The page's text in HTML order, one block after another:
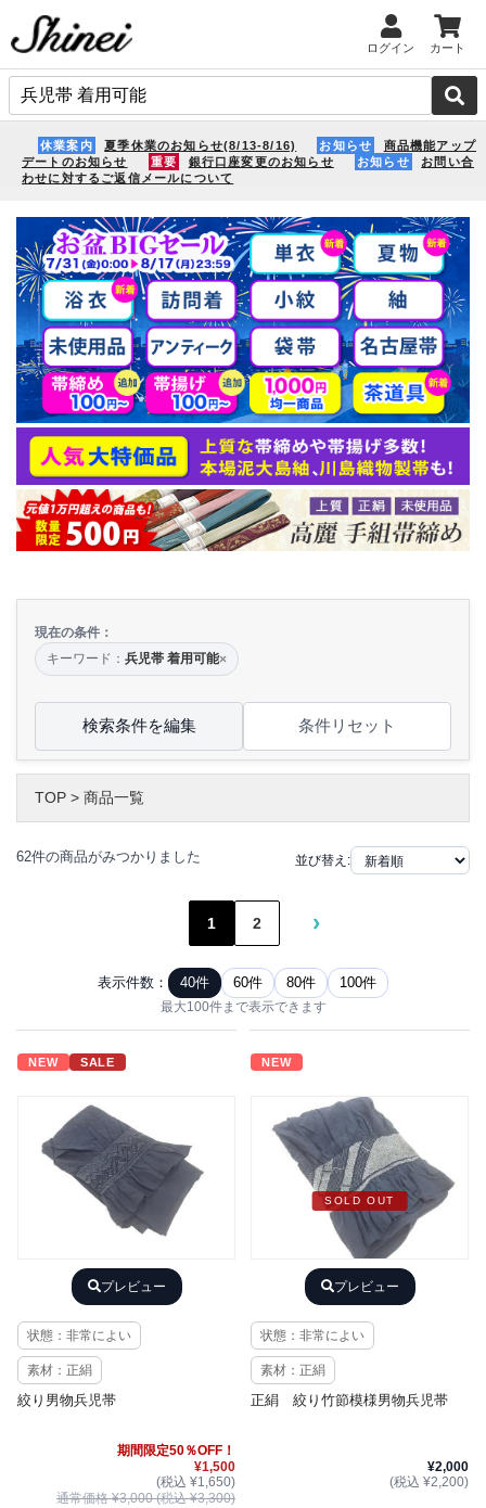
ログイン カート
休業案内 夏季休業のお知らせ(8/13-8/16) お知らせ
商品機能アップ
デートのお知らせ
重要 銀行口座変更のお知らせ お知らせ
お問い合
わせに対するご返信メールについて
現在の条件：
キーワード： 兵児帯 着用可能×
検索条件を編集 条件リセット
TOP > 商品一覧
62件の商品がみつかりました 並び替え:
1 2 ›
表示件数： 40件 60件 80件 100件
最大100件まで表示できます
NEW SALE
プレビュー
状態：非常によい
素材：正絹
絞り男物兵児帯
期間限定50％OFF！
¥1,500
(税込 ¥1,650)
通常価格 ¥3,000 (税込 ¥3,300)
NEW
SOLD OUT
プレビュー
状態：非常によい
素材：正絹
正絹 絞り竹節模様男物兵児帯
¥2,000
(税込 ¥2,200)